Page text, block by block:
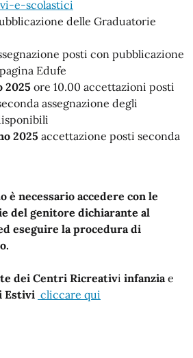
e-scolastici
delle Graduatorie
posti con pubblicazione
Edufe
2025 ore 10.00 accettazioni posti
assegnazione degli
2025 accettazione posti seconda
è necessario accedere con le
del genitore dichiarante al
eseguire la procedura di
dei Centri Ricreativi infanzia e
Estivi cliccare qui